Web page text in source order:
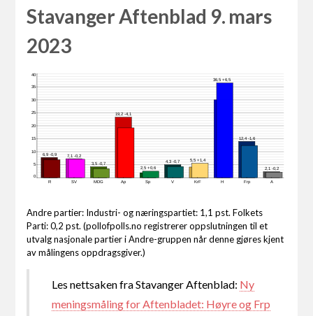
Stavanger Aftenblad 9. mars
2023
6,9 -0,9 7,1 -0,2
3,5 -0,7
19,2 -4,1
2,5 +0,6
4,3 -0,7 5,5 +1,4
36,5 +6,5
12,4 -1,6
2,1 -0,2
R SV MDG Ap Sp V KrF H Frp A
0
5
10
15
20
25
30
35
40
Andre partier: Industri- og næringspartiet: 1,1 pst. Folkets
Parti: 0,2 pst. (pollofpolls.no registrerer oppslutningen til et
utvalg nasjonale partier i Andre-gruppen når denne gjøres kjent
av målingens oppdragsgiver.)
Les nettsaken fra Stavanger Aftenblad: Ny
meningsmåling for Aftenbladet: Høyre og Frp